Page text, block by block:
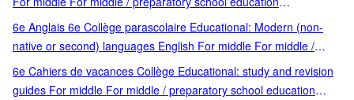
Mathématiques 5e preparatory school education
6e Anglais 6e Collège parascolaire Educational: Modern (non-
native or second) languages English For middle For middle /
preparatory school education preparatory school education
6e Cahiers de vacances Collège Educational: study and revision
guides For middle For middle / preparatory school education